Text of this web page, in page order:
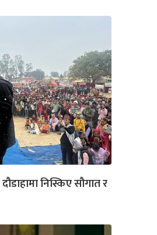
निस्किए सौगात र